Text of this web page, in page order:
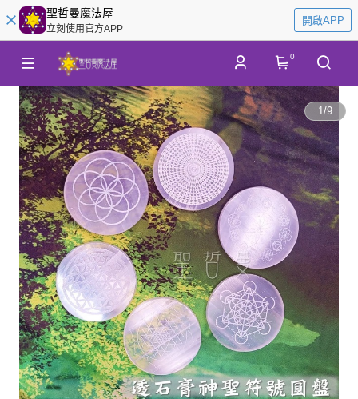
聖哲曼魔法屋
立刻使用官方APP
開啟APP
0
1/9